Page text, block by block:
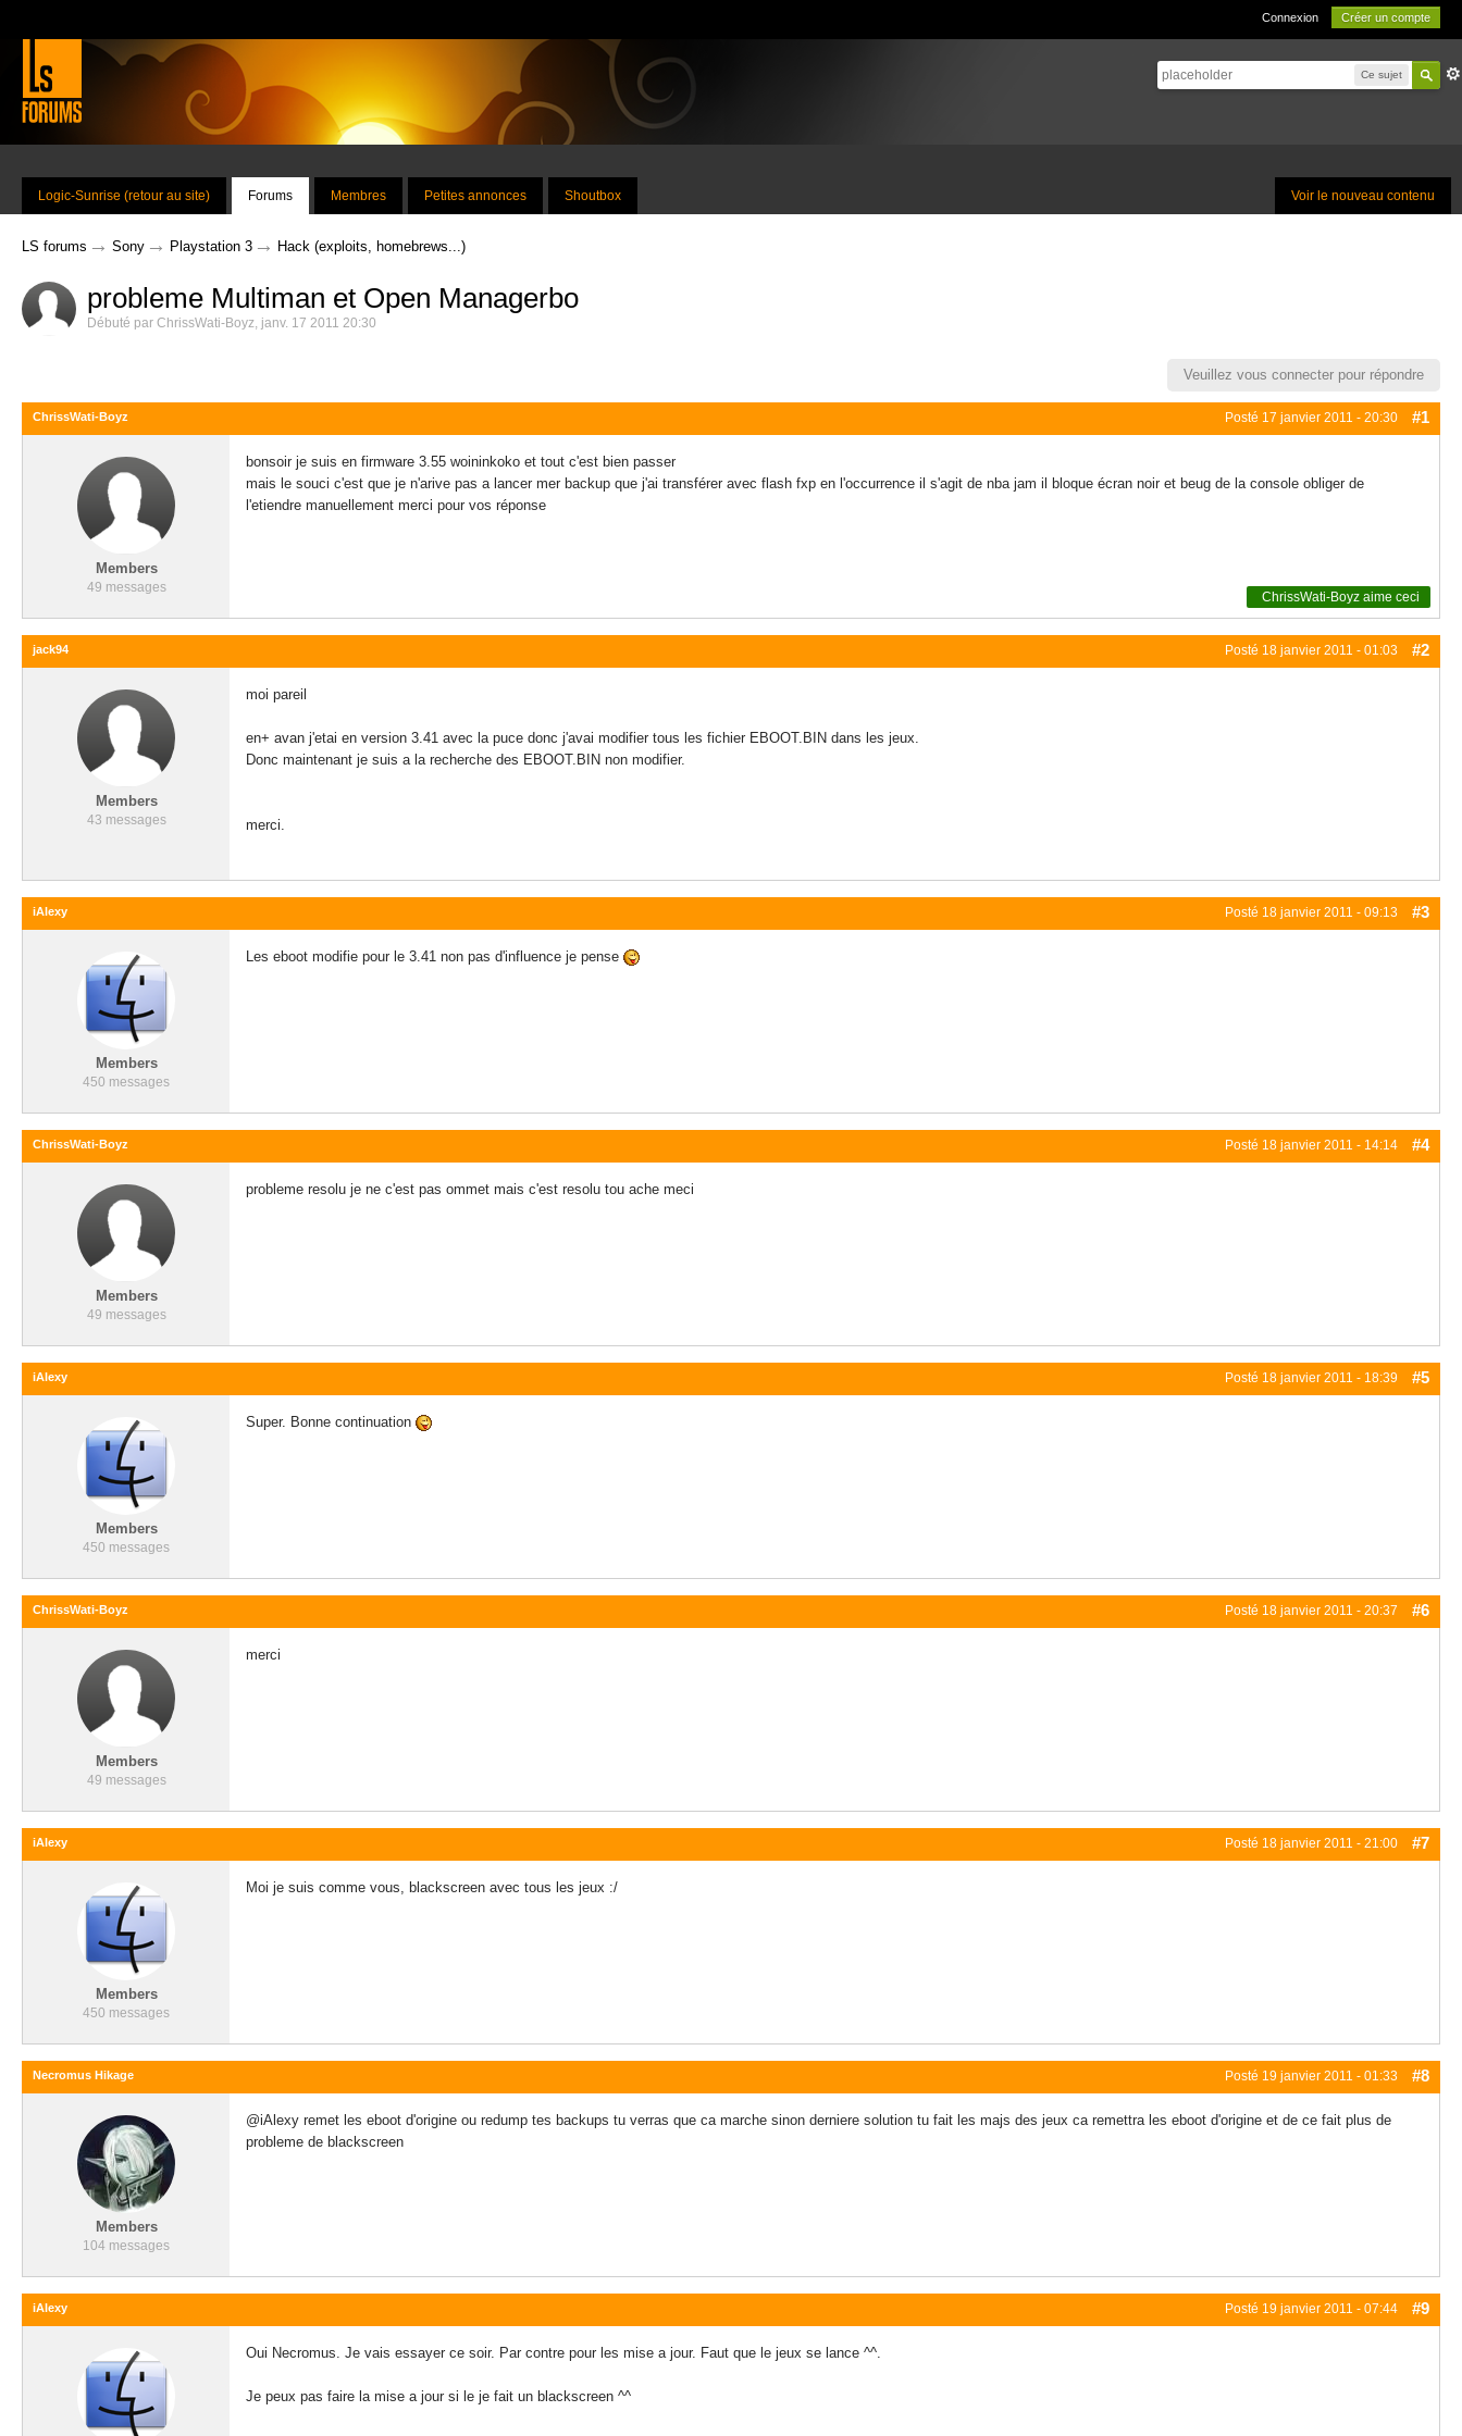
Connexion Créer un compte
Ce sujet
Voir le nouveau contenu
Logic-Sunrise (retour au site) Forums Membres Petites annonces Shoutbox
LS forums → Sony → Playstation 3 → Hack (exploits, homebrews...)
probleme Multiman et Open Managerbo
Débuté par ChrissWati-Boyz, janv. 17 2011 20:30
Veuillez vous connecter pour répondre
Posté 17 janvier 2011 - 20:30 #1
ChrissWati-Boyz
Members
49 messages
bonsoir je suis en firmware 3.55 woininkoko et tout c'est bien passer
mais le souci c'est que je n'arive pas a lancer mer backup que j'ai transférer avec flash fxp en l'occurrence il s'agit de nba jam il bloque écran noir et beug de la console obliger de
l'etiendre manuellement merci pour vos réponse
ChrissWati-Boyz aime ceci
Posté 18 janvier 2011 - 01:03 #2
jack94
Members
43 messages
moi pareil
en+ avan j'etai en version 3.41 avec la puce donc j'avai modifier tous les fichier EBOOT.BIN dans les jeux.
Donc maintenant je suis a la recherche des EBOOT.BIN non modifier.
merci.
Posté 18 janvier 2011 - 09:13 #3
iAlexy
Members
450 messages
Les eboot modifie pour le 3.41 non pas d'influence je pense
Posté 18 janvier 2011 - 14:14 #4
ChrissWati-Boyz
Members
49 messages
probleme resolu je ne c'est pas ommet mais c'est resolu tou ache meci
Posté 18 janvier 2011 - 18:39 #5
iAlexy
Members
450 messages
Super. Bonne continuation
Posté 18 janvier 2011 - 20:37 #6
ChrissWati-Boyz
Members
49 messages
merci
Posté 18 janvier 2011 - 21:00 #7
iAlexy
Members
450 messages
Moi je suis comme vous, blackscreen avec tous les jeux :/
Posté 19 janvier 2011 - 01:33 #8
Necromus Hikage
Members
104 messages
@iAlexy remet les eboot d'origine ou redump tes backups tu verras que ca marche sinon derniere solution tu fait les majs des jeux ca remettra les eboot d'origine et de ce fait plus de
probleme de blackscreen
Posté 19 janvier 2011 - 07:44 #9
iAlexy
Oui Necromus. Je vais essayer ce soir. Par contre pour les mise a jour. Faut que le jeux se lance ^^.
Je peux pas faire la mise a jour si le je fait un blackscreen ^^